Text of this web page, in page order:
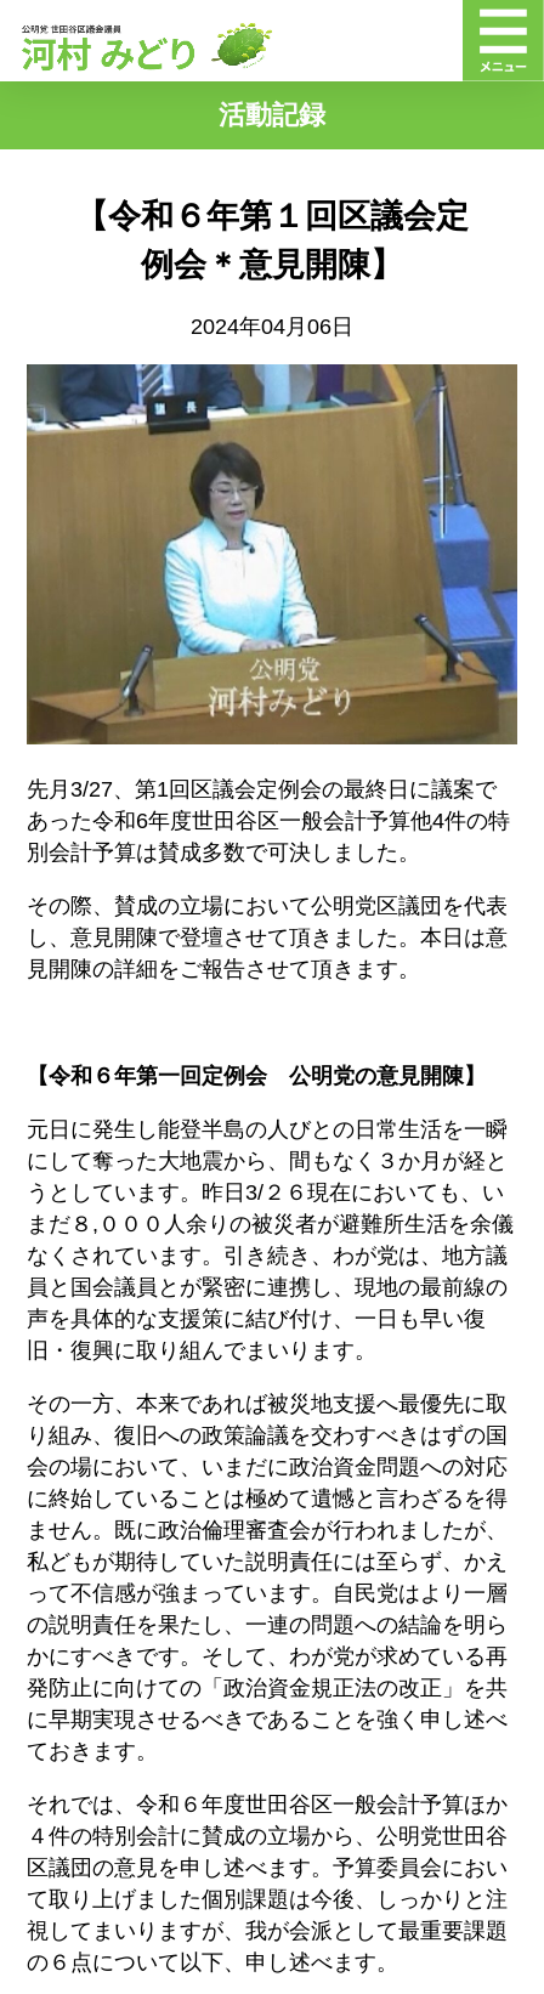
活動記録
【令和６年第１回区議会定
例会＊意見開陳】
2024年04月06日
先月3/27、第1回区議会定例会の最終日に議案で
あった令和6年度世田谷区一般会計予算他4件の特
別会計予算は賛成多数で可決しました。
その際、賛成の立場において公明党区議団を代表
し、意見開陳で登壇させて頂きました。本日は意
見開陳の詳細をご報告させて頂きます。
【令和６年第一回定例会 公明党の意見開陳】
元日に発生し能登半島の人びとの日常生活を一瞬
にして奪った大地震から、間もなく３か月が経と
うとしています。昨日3/２６現在においても、い
まだ８,０００人余りの被災者が避難所生活を余儀
なくされています。引き続き、わが党は、地方議
員と国会議員とが緊密に連携し、現地の最前線の
声を具体的な支援策に結び付け、一日も早い復
旧・復興に取り組んでまいります。
その一方、本来であれば被災地支援へ最優先に取
り組み、復旧への政策論議を交わすべきはずの国
会の場において、いまだに政治資金問題への対応
に終始していることは極めて遺憾と言わざるを得
ません。既に政治倫理審査会が行われましたが、
私どもが期待していた説明責任には至らず、かえ
って不信感が強まっています。自民党はより一層
の説明責任を果たし、一連の問題への結論を明ら
かにすべきです。そして、わが党が求めている再
発防止に向けての「政治資金規正法の改正」を共
に早期実現させるべきであることを強く申し述べ
ておきます。
それでは、令和６年度世田谷区一般会計予算ほか
４件の特別会計に賛成の立場から、公明党世田谷
区議団の意見を申し述べます。予算委員会におい
て取り上げました個別課題は今後、しっかりと注
視してまいりますが、我が会派として最重要課題
の６点について以下、申し述べます。